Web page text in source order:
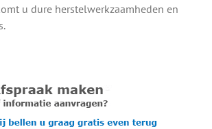
u dure herstelwerkzaamheden en